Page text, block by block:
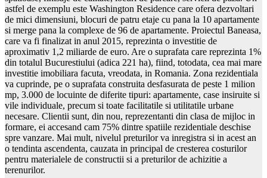
astfel de exemplu este Washington Residence care ofera dezvoltari
de mici dimensiuni, blocuri de patru etaje cu pana la 10 apartamente
si merge pana la complexe de 96 de apartamente. Proiectul Baneasa,
care va fi finalizat in anul 2015, reprezinta o investitie de
aproximativ 1,2 miliarde de euro. Are o suprafata care reprezinta 1%
din totalul Bucurestiului (adica 221 ha), fiind, totodata, cea mai mare
investitie imobiliara facuta, vreodata, in Romania. Zona rezidentiala
va cuprinde, pe o suprafata construita desfasurata de peste 1 milion
mp, 3.000 de locuinte de diferite tipuri: apartamente, case insiruite si
vile individuale, precum si toate facilitatile si utilitatile urbane
necesare. Clientii sunt, din nou, reprezentanti din clasa de mijloc in
formare, ei accesand cam 75% dintre spatiile rezidentiale deschise
spre vanzare. Mai mult, nivelul preturilor va inregistra si in acest an
o tendinta ascendenta, cauzata in principal de cresterea costurilor
pentru materialele de constructii si a preturilor de achizitie a
terenurilor.